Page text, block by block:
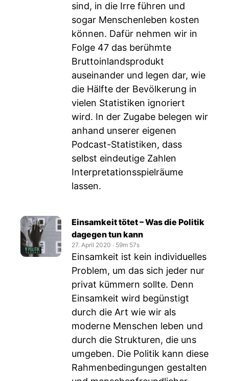
sind, in die Irre führen und
sogar Menschenleben kosten
können. Dafür nehmen wir in
Folge 47 das berühmte
Bruttoinlandsprodukt
auseinander und legen dar, wie
die Hälfte der Bevölkerung in
vielen Statistiken ignoriert
wird. In der Zugabe belegen wir
anhand unserer eigenen
Podcast-Statistiken, dass
selbst eindeutige Zahlen
Interpretationsspielräume
lassen.
Einsamkeit tötet – Was die Politik
dagegen tun kann
27. April 2020 ‧ 59m 57s
Einsamkeit ist kein individuelles
Problem, um das sich jeder nur
privat kümmern sollte. Denn
Einsamkeit wird begünstigt
durch die Art wie wir als
moderne Menschen leben und
durch die Strukturen, die uns
umgeben. Die Politik kann diese
Rahmenbedingungen gestalten